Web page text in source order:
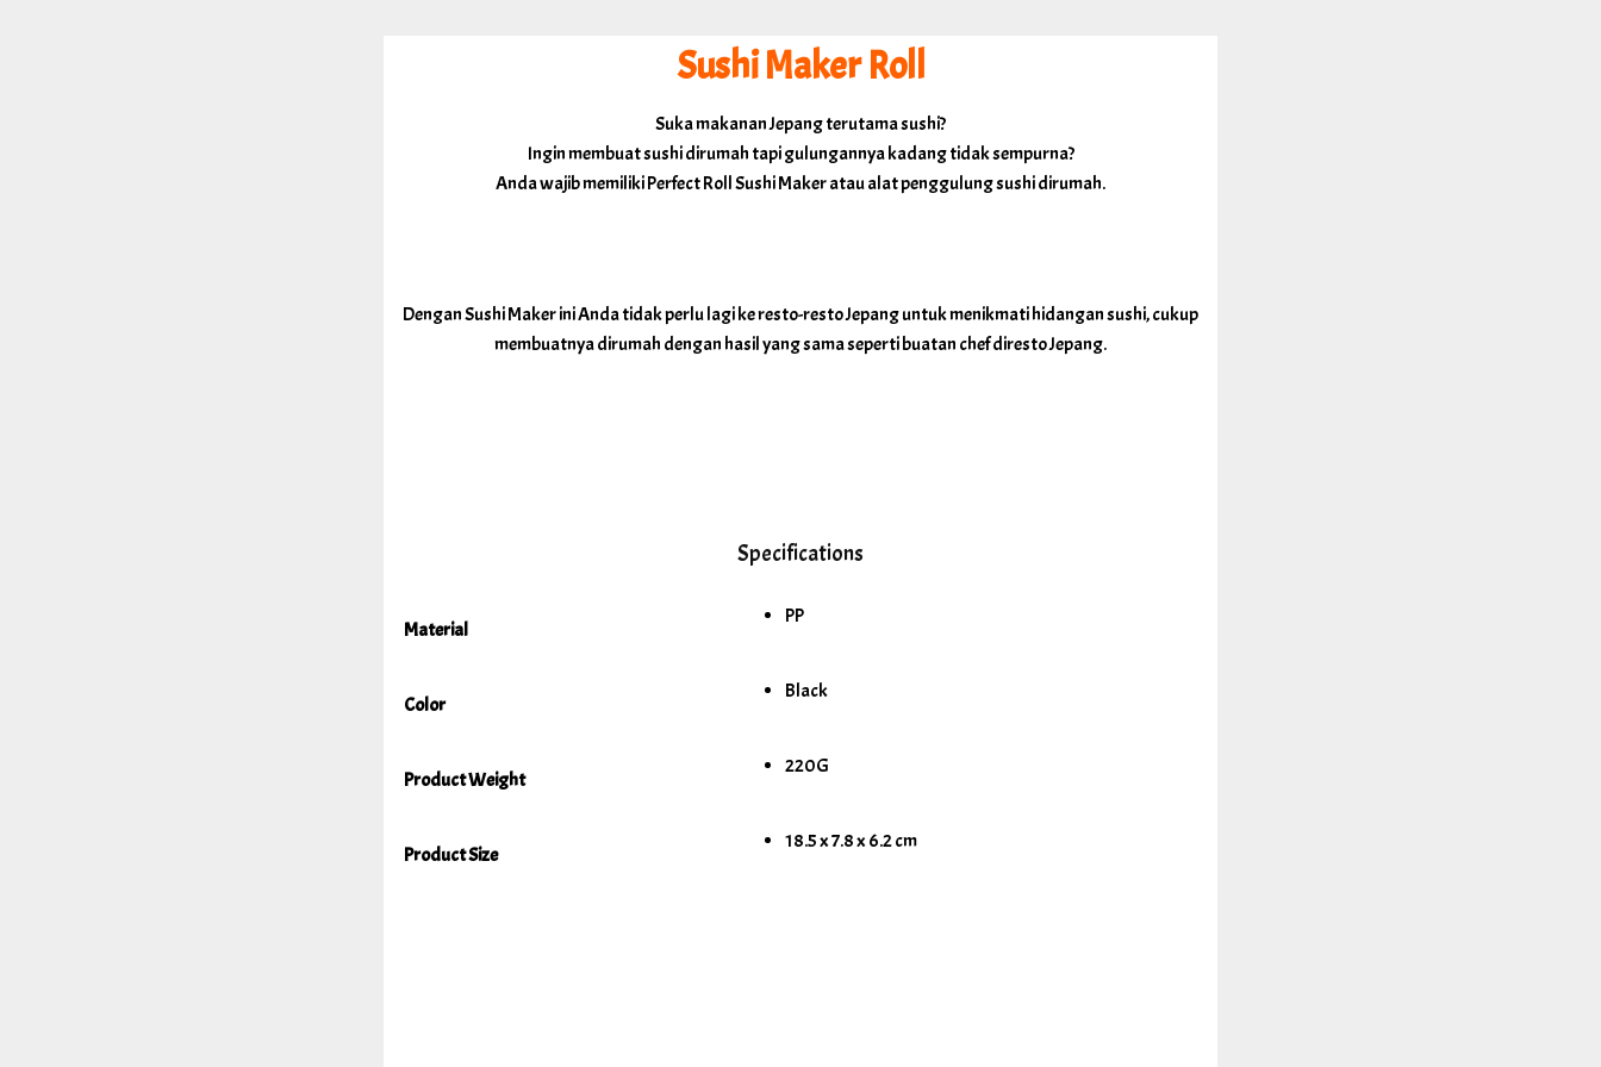
Sushi Maker Roll
Suka makanan Jepang terutama sushi?
Ingin membuat sushi dirumah tapi gulungannya kadang tidak sempurna?
Anda wajib memiliki Perfect Roll Sushi Maker atau alat penggulung sushi dirumah.
Dengan Sushi Maker ini Anda tidak perlu lagi ke resto-resto Jepang untuk menikmati hidangan sushi, cukup
membuatnya dirumah dengan hasil yang sama seperti buatan chef diresto Jepang.
Specifications
Material
PP
Color
Black
Product Weight
220G
Product Size
18.5 x 7.8 x 6.2 cm